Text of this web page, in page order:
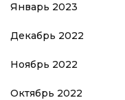
Январь 2023
Декабрь 2022
Ноябрь 2022
Октябрь 2022